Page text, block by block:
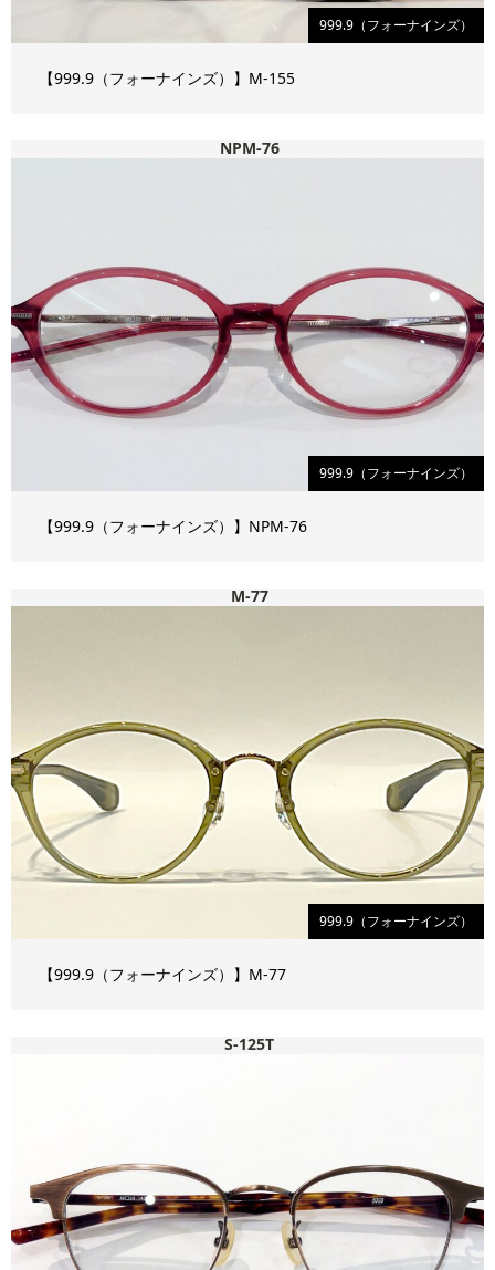
999.9（フォーナインズ）
【999.9（フォーナインズ）】M-155
NPM-76
999.9（フォーナインズ）
【999.9（フォーナインズ）】NPM-76
M-77
999.9（フォーナインズ）
【999.9（フォーナインズ）】M-77
S-125T